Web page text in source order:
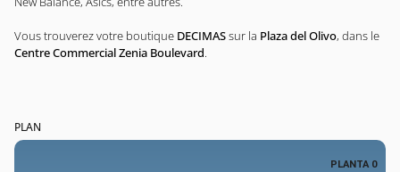
Vous trouverez votre boutique DECIMASsur la Plaza del Olivo, dans le
Centre Commercial Zenia Boulevard.
PLAN